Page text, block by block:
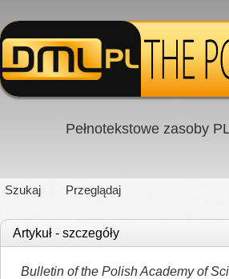
Pełnotekstowe zasoby
Szukaj Przeglądaj
Artykuł - szczegóły
Bulletin of the Polish Academy of